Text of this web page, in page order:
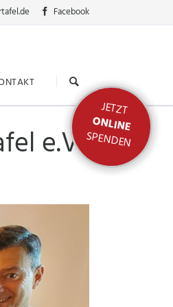
Facebook
JETZT
ONLINE
SPENDEN
e.V.